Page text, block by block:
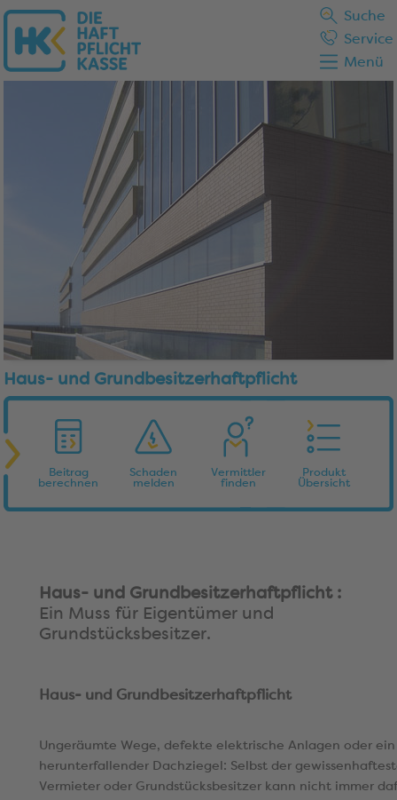
Suche
Service
Menü
Haus- und Grundbesitzerhaftpflicht
Beitrag
berechnen
Schaden
melden
Vermittler
finden
Produkt
Übersicht
Haus- und Grundbesitzerhaftpflicht :
Ein Muss für Eigentümer und
Grundstücksbesitzer.
Haus- und Grundbesitzerhaftpflicht
Ungeräumte Wege, defekte elektrische Anlagen oder ein
herunterfallender Dachziegel: Selbst der
Vermieter oder Grundstücksbesitzer kann nicht immer